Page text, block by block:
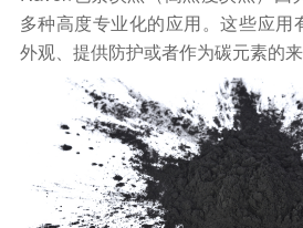
多种高度专业化的应用。这些应用
外观、提供防护或者作为碳元素的来